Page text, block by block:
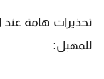
تحذيرات هامة
للمهبل: